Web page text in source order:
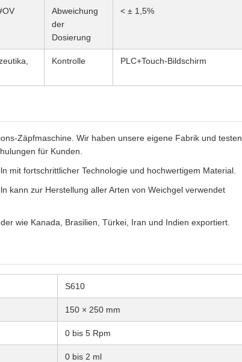
Abweichung
der
Dosierung
< ± 1,5%
Kontrolle PLC+Touch-Bildschirm
Zäpfmaschine. Wir haben unsere eigene Fabrik und testen
für Kunden.
mit fortschrittlicher Technologie und hochwertigem Material.
kann zur Herstellung aller Arten von Weichgel verwendet
wie Kanada, Brasilien, Türkei, Iran und Indien exportiert.
S610
150 × 250 mm
0 bis 5 Rpm
0 bis 2 ml